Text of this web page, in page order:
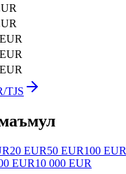
TJS
20 EUR50 EUR100 EUR
EUR10 000 EUR